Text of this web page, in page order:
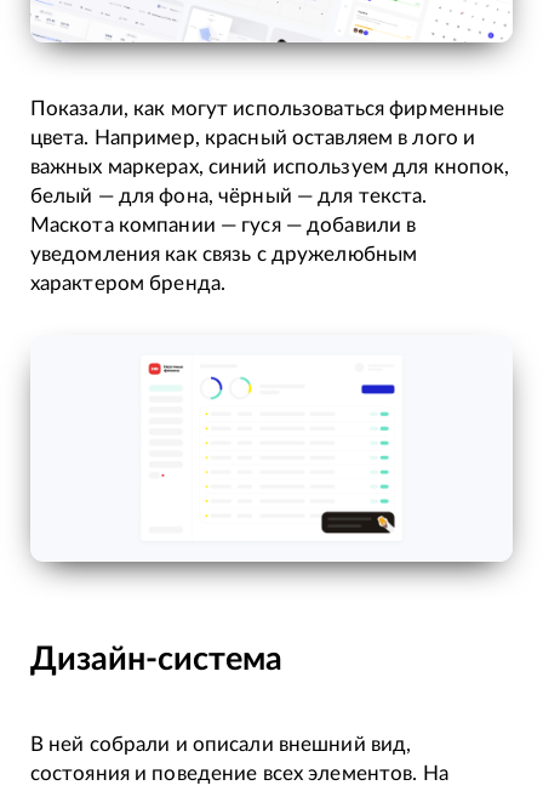
Показали, как могут использоваться фирменные
цвета. Например, красный оставляем в лого и
важных маркерах, синий используем для кнопок,
белый — для фона, чёрный — для текста.
Маскота компании — гуся — добавили в
уведомления как связь с дружелюбным
характером бренда.
Дизайн-система
В ней собрали и описали внешний вид,
состояния и поведение всех элементов. На